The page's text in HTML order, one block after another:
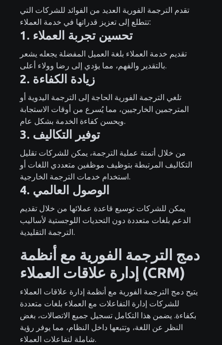
تقدم الترجمة الفورية العديد من الفوائد للشركات التي
تتطلع إلى تعزيز قدراتها في خدمة العملاء:
1. تحسين تجربة العملاء
تقديم خدمة العملاء بلغة العميل المفضلة يجعله يشعر
2. زيادة الكفاءة
تلغي الترجمة الفورية الحاجة إلى الترجمة اليدوية أو
المترجمين الخارجيين، مما يُسرع من أوقات الاستجابة
3. توفير التكاليف
من خلال أتمتة عملية الترجمة، يمكن للشركات تقليل
التكاليف المرتبطة بتوظيف موظفين متعددي اللغات أو
4. الوصول العالمي
يمكن للشركات توسيع قاعدة عملائها من خلال تقديم
الدعم بلغات متعددة دون التحديات اللوجستية لأساليب
دمج الترجمة الفورية مع أنظمة
إدارة علاقات العملاء (CRM)
يتيح دمج الترجمة الفورية مع أنظمة إدارة علاقات العملاء
للشركات إدارة التفاعلات مع العملاء بلغات متعددة
بكفاءة. يضمن هذا التكامل تسجيل جميع الاتصالات، بغض
النظر عن اللغة، وتتبعها داخل النظام، مما يوفر رؤية